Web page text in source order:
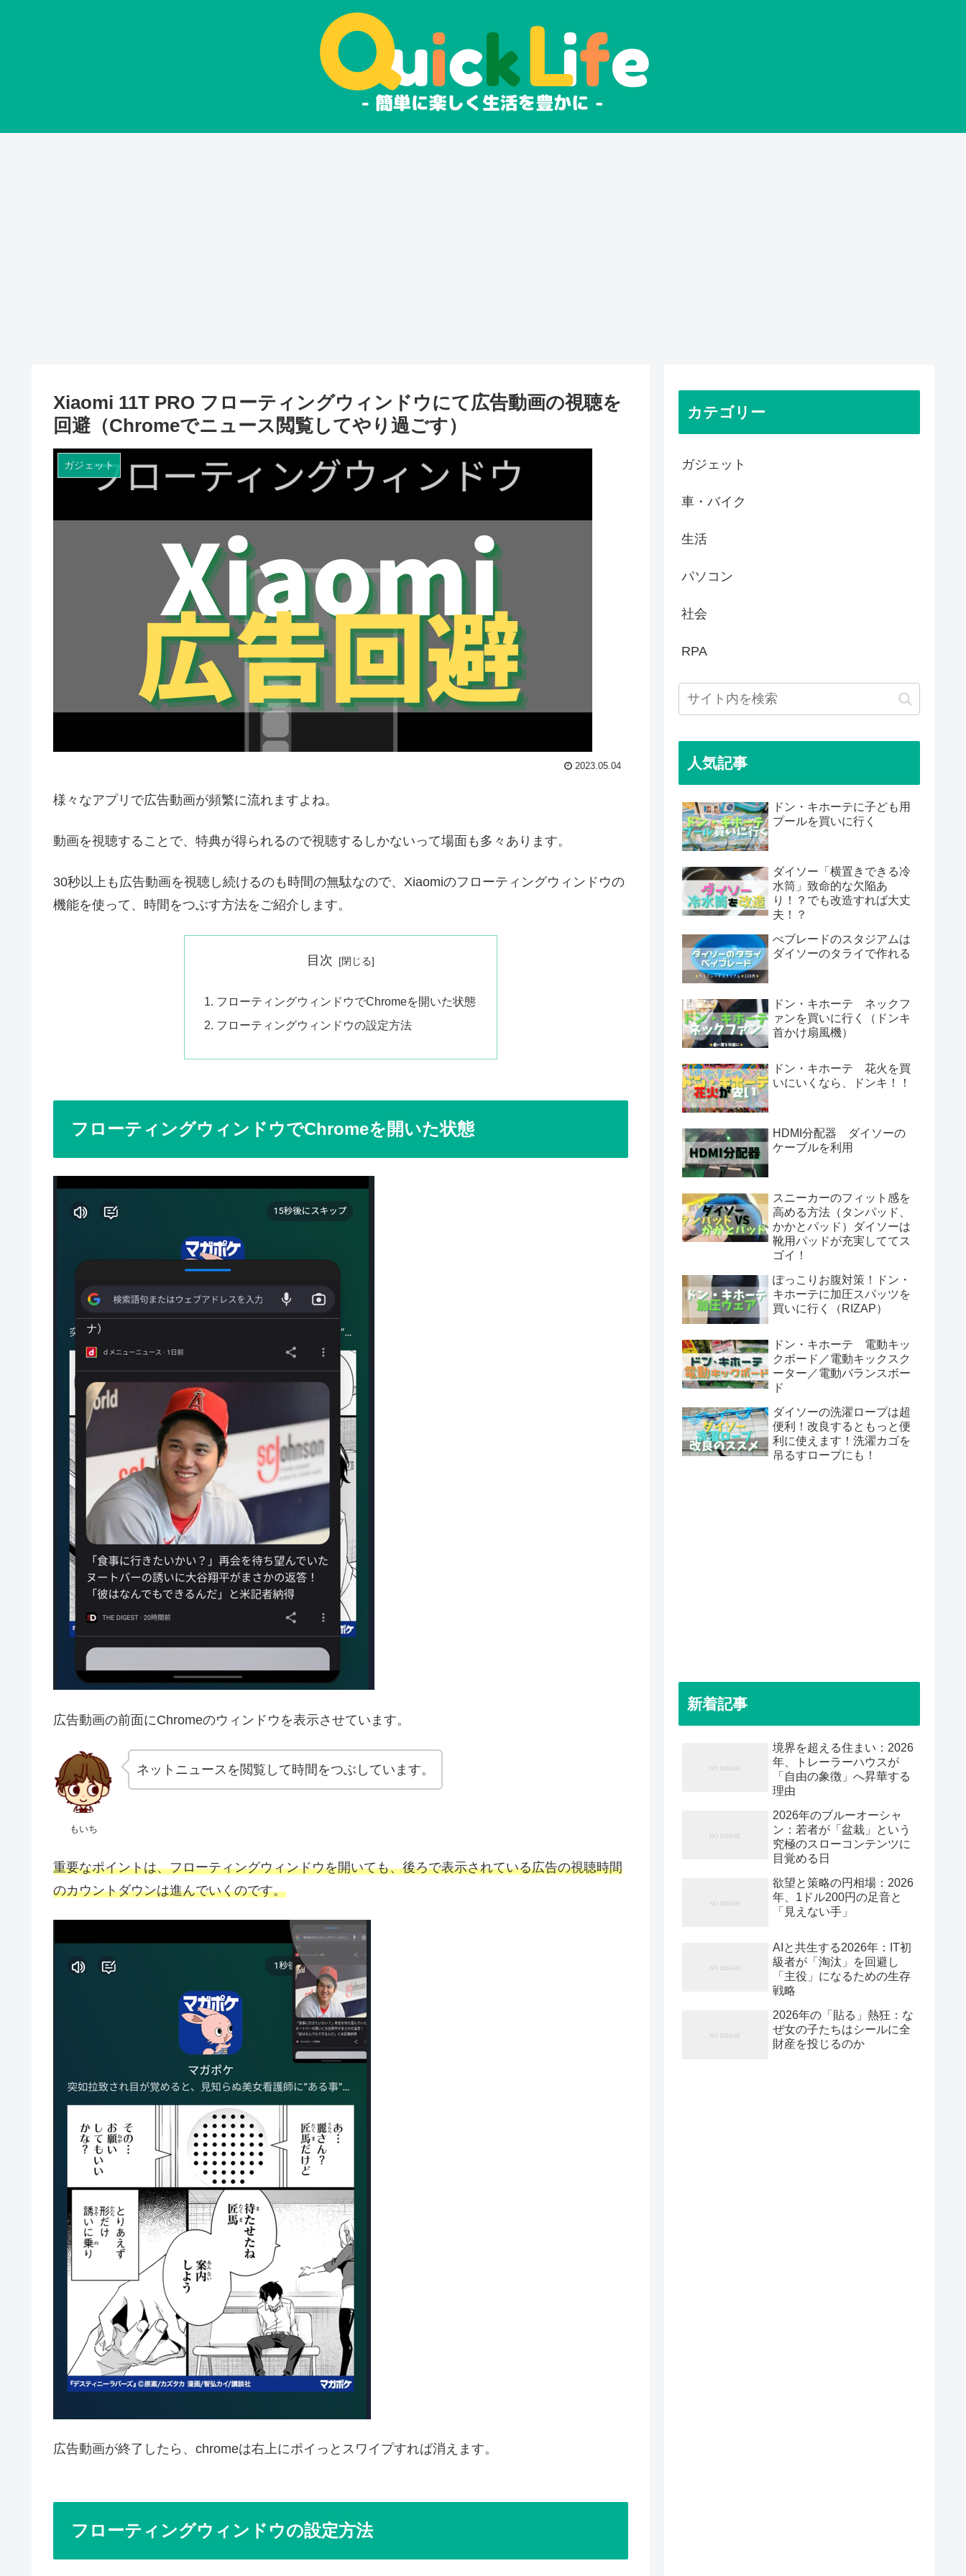
Xiaomi 11T PRO フローティングウィンドウにて広告動画の視聴を
回避（Chromeでニュース閲覧してやり過ごす）
ガジェット
2023.05.04
様々なアプリで広告動画が頻繁に流れますよね。
動画を視聴することで、特典が得られるので視聴するしかないって場面も多々あります。
30秒以上も広告動画を視聴し続けるのも時間の無駄なので、Xiaomiのフローティングウィンドウの
機能を使って、時間をつぶす方法をご紹介します。
目次
フローティングウィンドウでChromeを開いた状態
フローティングウィンドウの設定方法
フローティングウィンドウでChromeを開いた状態
広告動画の前面にChromeのウィンドウを表示させています。
もいち
ネットニュースを閲覧して時間をつぶしています。
重要なポイントは、フローティングウィンドウを開いても、後ろで表示されている広告の視聴時間
のカウントダウンは進んでいくのです。
広告動画が終了したら、chromeは右上にポイっとスワイプすれば消えます。
フローティングウィンドウの設定方法
カテゴリー
ガジェット
車・バイク
生活
パソコン
社会
RPA
人気記事
ドン・キホーテに子ども用
プールを買いに行く
ダイソー「横置きできる冷
水筒」致命的な欠陥あ
り！？でも改造すれば大丈
夫！？
べブレードのスタジアムは
ダイソーのタライで作れる
ドン・キホーテ ネックフ
ァンを買いに行く（ドンキ
首かけ扇風機）
ドン・キホーテ 花火を買
いにいくなら、ドンキ！！
HDMI分配器 ダイソーの
ケーブルを利用
スニーカーのフィット感を
高める方法（タンパッド、
かかとパッド）ダイソーは
靴用パッドが充実しててス
ゴイ！
ぽっこりお腹対策！ドン・
キホーテに加圧スパッツを
買いに行く（RIZAP）
ドン・キホーテ 電動キッ
クボード／電動キックスク
ーター／電動バランスボー
ド
ダイソーの洗濯ロープは超
便利！改良するともっと便
利に使えます！洗濯カゴを
吊るすロープにも！
新着記事
境界を超える住まい：2026
年、トレーラーハウスが
「自由の象徴」へ昇華する
理由
2026年のブルーオーシャ
ン：若者が「盆栽」という
究極のスローコンテンツに
目覚める日
欲望と策略の円相場：2026
年、1ドル200円の足音と
「見えない手」
AIと共生する2026年：IT初
級者が「淘汰」を回避し
「主役」になるための生存
戦略
2026年の「貼る」熱狂：な
ぜ女の子たちはシールに全
財産を投じるのか